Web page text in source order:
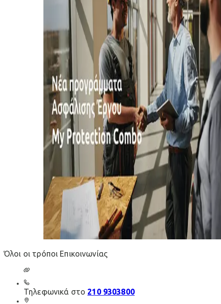
Όλοι οι τρόποι Επικοινωνίας
Τηλεφωνικά στο 210 9303800